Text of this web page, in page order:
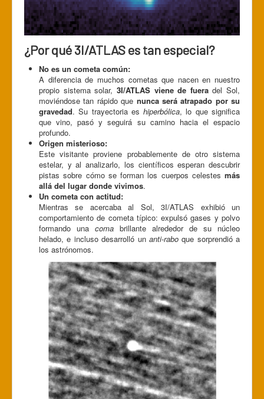
¿Por qué 3I/ATLAS es tan especial?
No es un cometa común:
A diferencia de muchos cometas que nacen en nuestro
propio sistema solar, 3I/ATLAS viene de fueradel Sol,
moviéndose tan rápido que nunca será atrapado por su
gravedad. Su trayectoria eshiperbólica, lo que significa
que vino, pasó y seguirá su camino hacia el espacio
profundo.
Origen misterioso:
Este visitante proviene probablemente de otro sistema
estelar, y al analizarlo, los científicos esperan descubrir
pistas sobre cómo se forman los cuerpos celestes más
allá del lugar donde vivimos.
Un cometa con actitud:
Mientras se acercaba al Sol, 3I/ATLAS exhibió un
comportamiento de cometa típico: expulsó gases y polvo
formando una coma brillante alrededor de su núcleo
helado, e incluso desarrolló un anti-raboque sorprendió a
los astrónomos.